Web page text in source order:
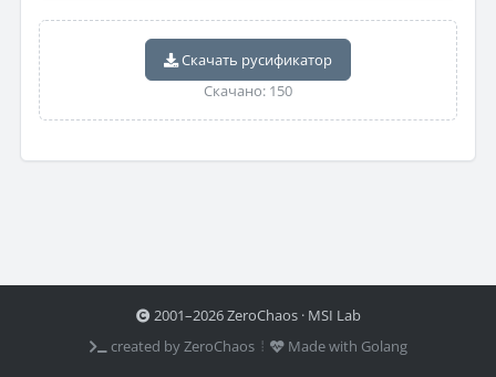
Скачать русификатор
Скачано: 150
2001–2026 ZeroChaos · MSI Lab
created by ZeroChaos ⦙
Made with Golang